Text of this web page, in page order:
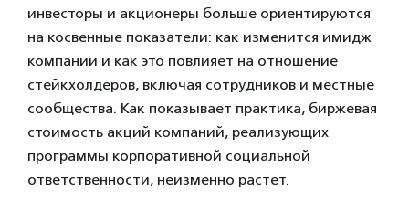
инвесторы и акционеры больше ориентируются
на косвенные показатели: как изменится имидж
компании и как это повлияет на отношение
стейкхолдеров, включая сотрудников и местные
сообщества. Как показывает практика, биржевая
стоимость акций компаний, реализующих
программы корпоративной социальной
ответственности, неизменно растет.